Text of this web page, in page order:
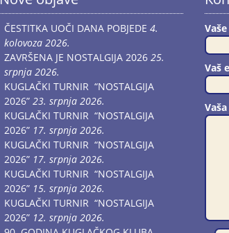
ČESTITKA UOČI DANA POBJEDE 4.
kolovoza 2026.
ZAVRŠENA JE NOSTALGIJA 2026 25.
srpnja 2026.
KUGLAČKI TURNIR “NOSTALGIJA
2026” 23. srpnja 2026.
KUGLAČKI TURNIR “NOSTALGIJA
2026” 17. srpnja 2026.
KUGLAČKI TURNIR “NOSTALGIJA
2026” 17. srpnja 2026.
KUGLAČKI TURNIR “NOSTALGIJA
2026” 15. srpnja 2026.
KUGLAČKI TURNIR “NOSTALGIJA
2026” 12. srpnja 2026.
Vaš